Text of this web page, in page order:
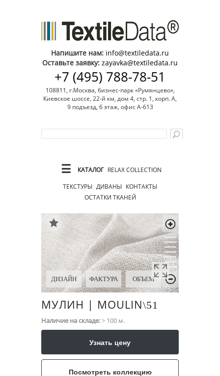
Напишите нам: info@textiledata.ru
Оставьте заявку: zayavka@textiledata.ru
+7 (495) 788-78-51
108811, г.Москва, бизнес-парк «Румянцево»,
Киевское шоссе, 22-й км, дом 4, стр. 1, корп. А,
9 подъезд, 6 этаж, офис А-613
☰ КАТАЛОГ RELAX COLLECTION
ТЕКСТУРЫ ДИВАНЫ КОНТАКТЫ
ОСТАТКИ ТКАНЕЙ
ДИЗАЙН ФАКТУРА ОБЪЕМ
МУЛИН | MOULIN\​51
Наличие на складе:> 100 м.
Узнать цену
Посмотреть коллекцию